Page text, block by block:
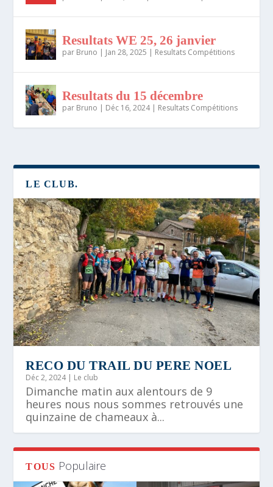
Resultats WE 25, 26 janvier
par Bruno | Jan 28, 2025 | Resultats Compétitions
Resultats du 15 décembre
par Bruno | Déc 16, 2024| Resultats Compétitions
LE CLUB.
RECO DU TRAIL DU PERE NOEL
Déc 2, 2024| Le club
Dimanche matin aux alentours de 9
heures nous nous sommes retrouvés une
quinzaine de chameaux à...
TOUS Populaire